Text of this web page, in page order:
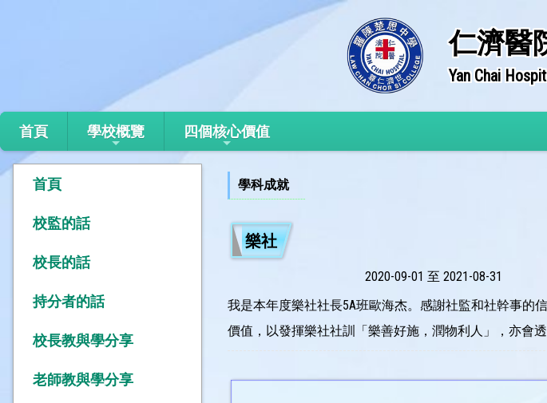
仁濟醫
Yan Chai
首頁 學校概覽 四個核心價值
首頁
校監的話
校長的話
持分者的話
校長教與學分享
老師教與學分享
學科成就
樂社
2020-09-01 至 2021-08-31
我是本年度樂社社長5A班歐海杰。感謝社監和社幹事的
價值，以發揮樂社社訓「樂善好施，潤物利人」，亦會